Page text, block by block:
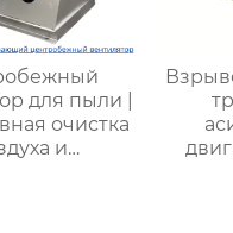
для пыли |
очистка
и
|
системы